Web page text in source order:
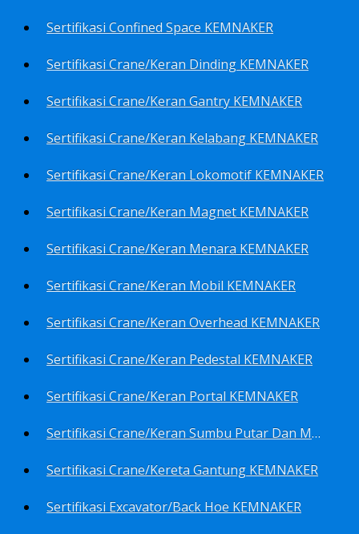
Sertifikasi Confined Space KEMNAKER
Sertifikasi Crane/Keran Dinding KEMNAKER
Sertifikasi Crane/Keran Gantry KEMNAKER
Sertifikasi Crane/Keran Kelabang KEMNAKER
Sertifikasi Crane/Keran Lokomotif KEMNAKER
Sertifikasi Crane/Keran Magnet KEMNAKER
Sertifikasi Crane/Keran Menara KEMNAKER
Sertifikasi Crane/Keran Mobil KEMNAKER
Sertifikasi Crane/Keran Overhead KEMNAKER
Sertifikasi Crane/Keran Pedestal KEMNAKER
Sertifikasi Crane/Keran Portal KEMNAKER
Sertifikasi Crane/Keran Sumbu Putar Dan Mesin Pancang KEMNAKER
Sertifikasi Crane/Kereta Gantung KEMNAKER
Sertifikasi Excavator/Back Hoe KEMNAKER